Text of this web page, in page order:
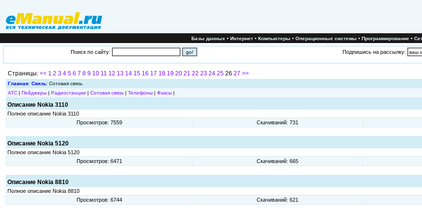
Базы данных•Интернет•Компьютеры•Операционные системы•Программирование•
Поиск по сайту: Подпишись на рассылку:
Страницы: << 1 2 3 4 5 6 7 8 9 10 11 12 13 14 15 16 17 18 19 20 21 22 23 24 25 26 27 >>
Главная: Связь: Сотовая связь
АТС | Пейджеры | Радиостанции | Сотовая связь | Телефоны | Факсы |
Описание Nokia 3110
Полное описание Nokia 3110
Просмотров: 7559
Скачиваний: 731
Описание Nokia 5120
Полное описание Nokia 5120
Просмотров: 6471
Скачиваний: 665
Описание Nokia 8810
Полное описание Nokia 8810
Просмотров: 6744
Скачиваний: 621